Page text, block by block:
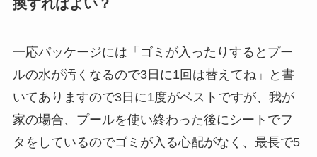
換すればよい？
一応パッケージには「ゴミが入ったりするとプー
ルの水が汚くなるので3日に1回は替えてね」と書
いてありますので3日に1度がベストですが、我が
家の場合、プールを使い終わった後にシートでフ
タをしているのでゴミが入る心配がなく、最長で5